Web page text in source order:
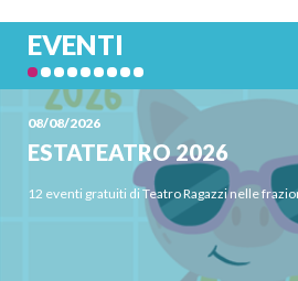
EVENTI
08/08/2026
ESTATEATRO 2026
12 eventi gratuiti di Teatro Ragazzi nelle